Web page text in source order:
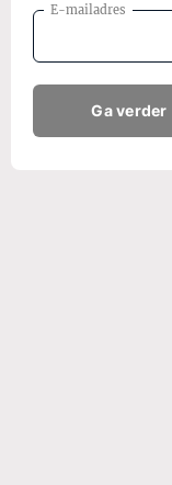
E-mailadres
Ga verder